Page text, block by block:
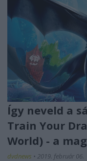
Így neveld a
Train Your
World) - a
dvdnews • 2019. február 06.